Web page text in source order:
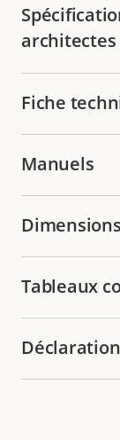
Fiche
Manuels
Dimensions
Tableaux